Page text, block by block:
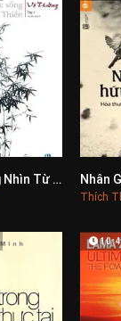
0Cuộc Sống Nhìn Từ Ô Cửa Thiền 1 Nhân
Thích